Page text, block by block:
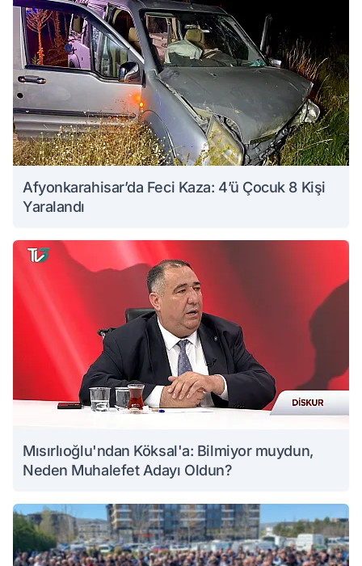
Afyonkarahisar’da Feci Kaza: 4’ü Çocuk 8 Kişi
Yaralandı
Mısırlıoğlu'ndan Köksal'a: Bilmiyor muydun,
Neden Muhalefet Adayı Oldun?